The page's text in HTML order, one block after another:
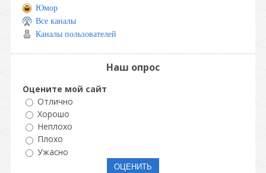
Юмор
Все каналы
Каналы пользователей
Наш опрос
Оцените мой сайт
Отлично
Хорошо
Неплохо
Плохо
Ужасно